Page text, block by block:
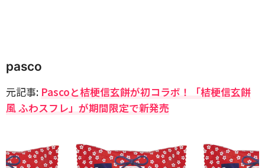
pasco
元記事: Pascoと桔梗信玄餅が初コラボ！「桔梗信玄餅
風 ふわスフレ」が期間限定で新発売